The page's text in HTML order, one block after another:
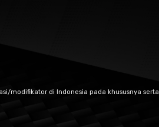
modifikator di Indonesia pada khususnya serta